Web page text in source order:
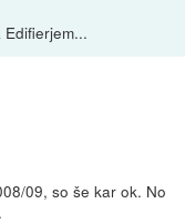
09, so še kar ok. No